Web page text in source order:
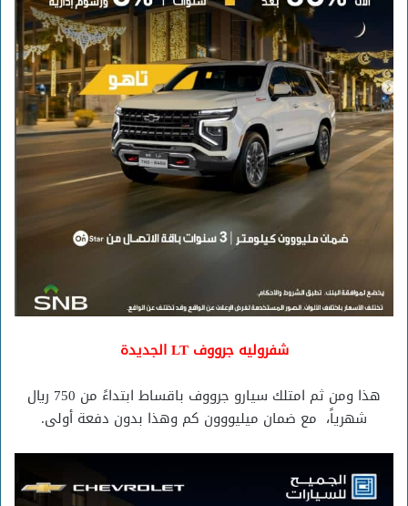
شفروليه جرووف LT الجديدة
هذا ومن ثم امتلك سيارو جرووف باقساط ابتداءً من 750 ريال
شهرياً، مع ضمان ميليووون كم وهذا بدون دفعة أولى.